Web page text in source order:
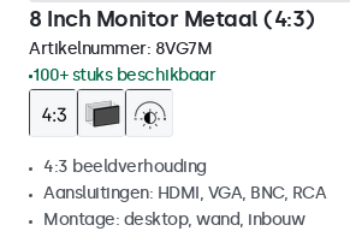
8 Inch Monitor Metaal (4:3)
Artikelnummer: 8VG7M
100+ stuks beschikbaar
4:3 beeldverhouding
Aansluitingen: HDMI, VGA, BNC, RCA
Montage: desktop, wand, inbouw